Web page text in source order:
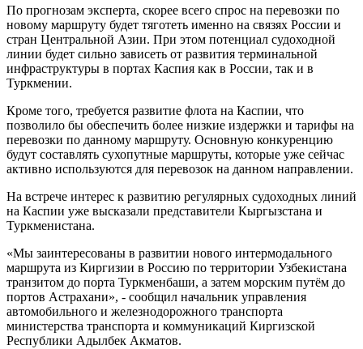
По прогнозам эксперта, скорее всего спрос на перевозки по
новому маршруту будет тяготеть именно на связях России и
стран Центральной Азии. При этом потенциал судоходной
линии будет сильно зависеть от развития терминальной
инфраструктуры в портах Каспия как в России, так и в
Туркмении.
Кроме того, требуется развитие флота на Каспии, что
позволило бы обеспечить более низкие издержки и тарифы на
перевозки по данному маршруту. Основную конкуренцию
будут составлять сухопутные маршруты, которые уже сейчас
активно используются для перевозок на данном направлении.
На встрече интерес к развитию регулярных судоходных линий
на Каспии уже высказали представители Кыргызстана и
Туркменистана.
«Мы заинтересованы в развитии нового интермодального
маршрута из Киргизии в Россию по территории Узбекистана
транзитом до порта Туркменбаши, а затем морским путём до
портов Астрахани», - сообщил начальник управления
автомобильного и железнодорожного транспорта
министерства транспорта и коммуникаций Киргизской
Республики Адылбек Акматов.